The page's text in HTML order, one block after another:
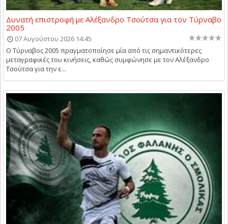
Δυνατή επιστροφή με Αλέξανδρο Τσούτσα για τον Τύρναβο
2005
07 Αυγούστου 2026 14:45
Ο Τύρναβος 2005 πραγματοποίησε μία από τις σημαντικότερες
μεταγραφικές του κινήσεις, καθώς συμφώνησε με τον Αλέξανδρο
Τσούτσα για την ε...